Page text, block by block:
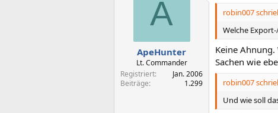
A
ApeHunter
Lt. Commander
Registriert
Jan. 2006
Beiträge
1.299
robin007
Welche
Keine
Sachen wie
robin007
Und wie soll